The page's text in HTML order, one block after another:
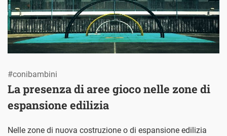
La presenza di aree gioco nelle zone di
espansione edilizia
#conibambini
Nelle zone di nuova costruzione o di espansione edilizia